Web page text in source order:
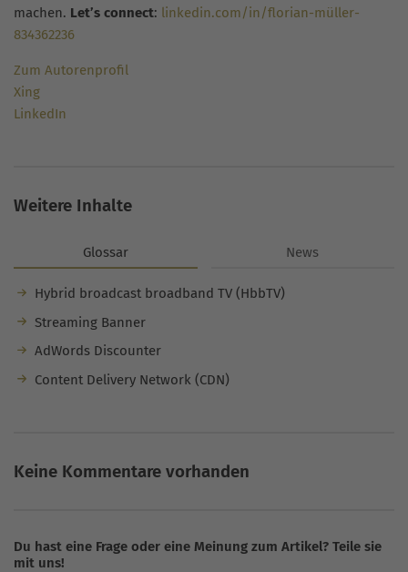
machen. Let’s connect: linkedin.com/in/florian-müller-
834362236
Zum Autorenprofil
Xing
LinkedIn
Weitere Inhalte
Glossar News
Hybrid broadcast broadband TV (HbbTV)
Streaming Banner
AdWords Discounter
Content Delivery Network (CDN)
Keine Kommentare vorhanden
Du hast eine Frage oder eine Meinung zum Artikel? Teile sie
mit uns!